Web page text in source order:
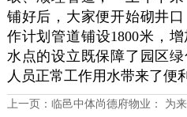
铺好后，大家便开始砌井
作计划管道铺设1800米，
水点的设立既保障了园区
人员正常工作用水带来了便
上一页： 临邑中体尚德府物业： 为